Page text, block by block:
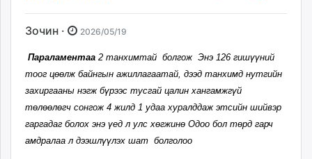
Зочин · 2026/05/19
Параламентаа 2 танхимтай болгож Энэ 126 гишүүний
тоог цөөлж байнгын ажиллагаатай, дээд танхимд нутгийн
захиргааны нэгж бүрээс тусгай цалин хангамжгүй
төлөөлөгч сонгож 4 жилд 1 удаа хуралддаж этсийн шийвэр
гаргадаг болох энэ үед л улс хөгжинө Одоо бол төрд гарч
амдралаа л дээшлүүлэх шат болголоо